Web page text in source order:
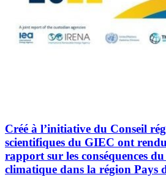
Créé à l’initiative du Conseil
scientifiques du GIEC ont
rapport sur les conséquences
climatique dans la région Pays